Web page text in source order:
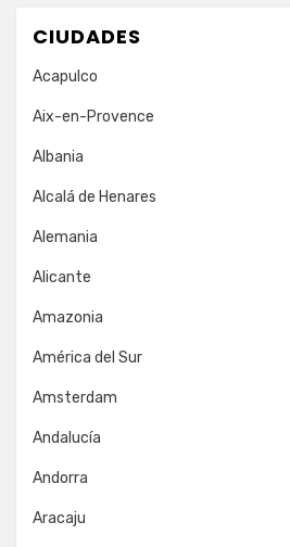
CIUDADES
Acapulco
Aix-en-Provence
Albania
Alcalá de Henares
Alemania
Alicante
Amazonia
América del Sur
Amsterdam
Andalucía
Andorra
Aracaju